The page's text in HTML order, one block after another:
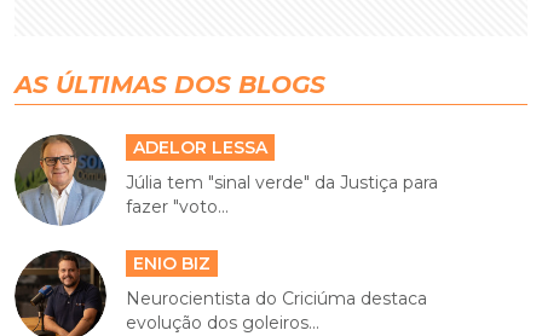
AS ÚLTIMAS DOS BLOGS
ADELOR LESSA
Júlia tem "sinal verde" da Justiça para
fazer "voto...
ENIO BIZ
Neurocientista do Criciúma destaca
evolução dos goleiros...